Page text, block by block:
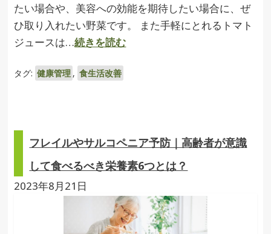
たい場合や、美容への効能を期待したい場合に、ぜ
ひ取り入れたい野菜です。 また手軽にとれるトマト
ジュースは…続きを読む
タグ: 健康管理 , 食生活改善
フレイルやサルコペニア予防｜高齢者が意識
して食べるべき栄養素6つとは？
2023年8月21日